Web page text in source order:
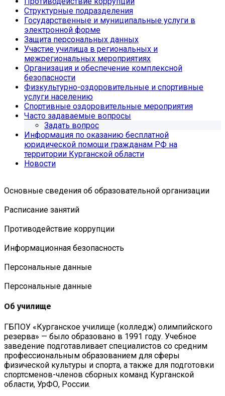
Структурные подразделения
Государственные и муниципальные услуги в
электронной форме
Защита персональных данных
Участие училища в региональных и
межрегиональных мероприятиях
Организация и обеспечение комплексной
безопасности
Физкультурно-оздоровительные и спортивные
услуги населению
Спортивные оздоровительные мероприятия
Часто задаваемые вопросы
Задать вопрос
Информация по оказанию бесплатной
юридической помощи гражданам РФ на
территории Курганской области
Новости
Основные сведения об образовательной организации
Расписание занятий
Противодействие коррупции
Информационная безопасность
Персональные данные
Персональные данные
Об училище
ГБПОУ «Курганское училище (колледж) олимпийского
резерва» — было образовано в 1991 году. Учебное
заведение подготавливает специалистов со средним
профессиональным образованием для сферы
физической культуры и спорта, а также для подготовки
спортсменов-членов сборных команд Курганской
области, УрФО, России.